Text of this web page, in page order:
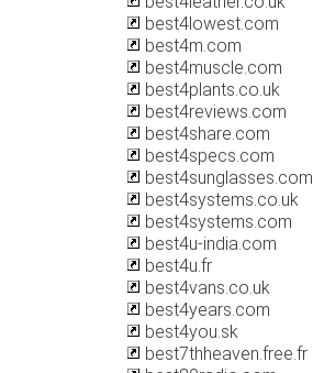
best4lowest.com
best4m.com
best4muscle.com
best4plants.co.uk
best4reviews.com
best4share.com
best4specs.com
best4sunglasses.com
best4systems.co.uk
best4systems.com
best4u-india.com
best4u.fr
best4vans.co.uk
best4years.com
best4you.sk
best7thheaven.free.fr